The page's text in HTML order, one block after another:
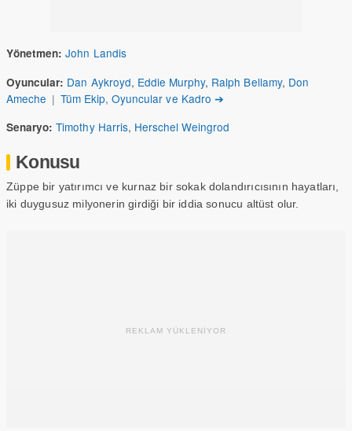
Yönetmen: John Landis
Oyuncular: Dan Aykroyd, Eddie Murphy, Ralph Bellamy, Don
Ameche | Tüm Ekip, Oyuncular ve Kadro ➔
Senaryo: Timothy Harris, Herschel Weingrod
Konusu
Züppe bir yatırımcı ve kurnaz bir sokak dolandırıcısının hayatları,
iki duygusuz milyonerin girdiği bir iddia sonucu altüst olur.
REKLAM YÜKLENİYOR